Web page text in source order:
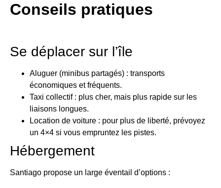
Conseils pratiques
Se déplacer sur l’île
Aluguer (minibus partagés) : transports
économiques et fréquents.
Taxi collectif : plus cher, mais plus rapide sur les
liaisons longues.
Location de voiture : pour plus de liberté, prévoyez
un 4×4 si vous empruntez les pistes.
Hébergement
Santiago propose un large éventail d’options :